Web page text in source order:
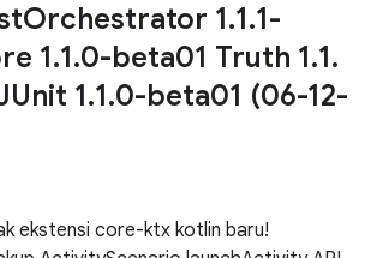
Orchestrator 1.1.1-
1.1.0-beta01 Truth 1.1.
1.1.0-beta01 (06-12-
ekstensi core-ktx kotlin baru!